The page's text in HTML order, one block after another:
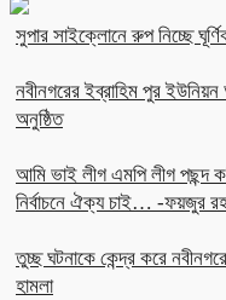
সুপার সাইক্লোনে রুপ নিচ্ছে
নবীনগরের ইব্রাহিম পুর ইউনিয়ন
অনুষ্ঠিত
আমি ভাই লীগ এমপি লীগ পছন্দ
নির্বাচনে ঐক্য চাই… -ফয়জুর
তুচ্ছ ঘটনাকে কেন্দ্র করে
হামলা